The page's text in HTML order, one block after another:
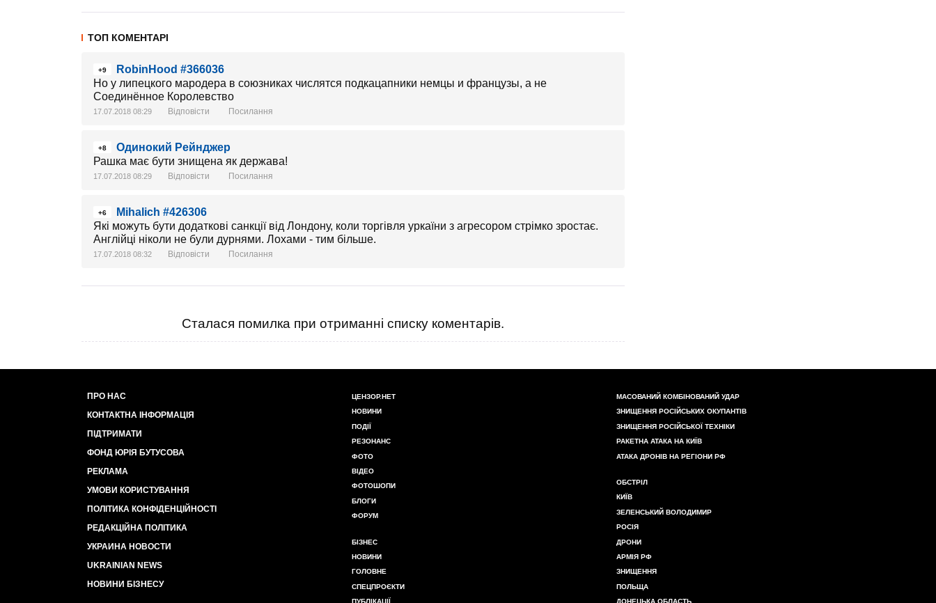
ТОП КОМЕНТАРІ
+9
RobinHood #366036
Но у липецкого мародера в союзниках числятся подкацапники немцы и французы, а не
Соединённое Королевство
17.07.2018 08:29 Відповісти Посилання
+8
Одинокий Рейнджер
Рашка має бути знищена як держава!
17.07.2018 08:29 Відповісти Посилання
+6
Mihalich #426306
Які можуть бути додаткові санкції від Лондону, коли торгівля уркаїни з агресором стрімко зростає.
Англійці ніколи не були дурнями. Лохами - тим більше.
17.07.2018 08:32 Відповісти Посилання
Сталася помилка при отриманні списку коментарів.
ПРО НАС
КОНТАКТНА ІНФОРМАЦІЯ
ПІДТРИМАТИ
ФОНД ЮРІЯ БУТУСОВА
РЕКЛАМА
УМОВИ КОРИСТУВАННЯ
ПОЛІТИКА КОНФІДЕНЦІЙНОСТІ
РЕДАКЦІЙНА ПОЛІТИКА
УКРАИНА НОВОСТИ
UKRAINIAN NEWS
НОВИНИ БІЗНЕСУ
ЦЕНЗОР.НЕТ
НОВИНИ
ПОДІЇ
РЕЗОНАНС
ФОТО
ВІДЕО
ФОТОШОПИ
БЛОГИ
ФОРУМ
БІЗНЕС
НОВИНИ
ГОЛОВНЕ
СПЕЦПРОЄКТИ
ПУБЛІКАЦІЇ
МАСОВАНИЙ КОМБІНОВАНИЙ УДАР
ЗНИЩЕННЯ РОСІЙСЬКИХ ОКУПАНТІВ
ЗНИЩЕННЯ РОСІЙСЬКОЇ ТЕХНІКИ
РАКЕТНА АТАКА НА КИЇВ
АТАКА ДРОНІВ НА РЕГІОНИ РФ
ОБСТРІЛ
КИЇВ
ЗЕЛЕНСЬКИЙ ВОЛОДИМИР
РОСІЯ
ДРОНИ
АРМІЯ РФ
ЗНИЩЕННЯ
ПОЛЬЩА
ДОНЕЦЬКА ОБЛАСТЬ